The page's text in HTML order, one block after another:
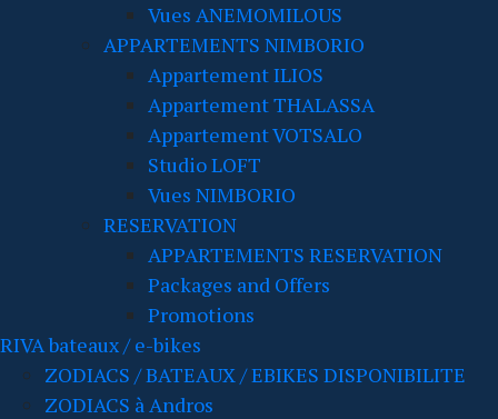
Vues ANEMOMILOUS
APPARTEMENTS NIMBORIO
Appartement ILIOS
Appartement THALASSA
Appartement VOTSALO
Studio LOFT
Vues NIMBORIO
RESERVATION
APPARTEMENTS RESERVATION
Packages and Offers
Promotions
RIVA bateaux / e-bikes
ZODIACS / BATEAUX / EBIKES DISPONIBILITE
ZODIACS à Andros